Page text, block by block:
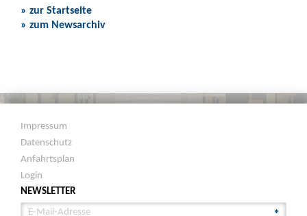
» zur Startseite
» zum Newsarchiv
Impressum
Datenschutz
Anfahrtsplan
Login
NEWSLETTER